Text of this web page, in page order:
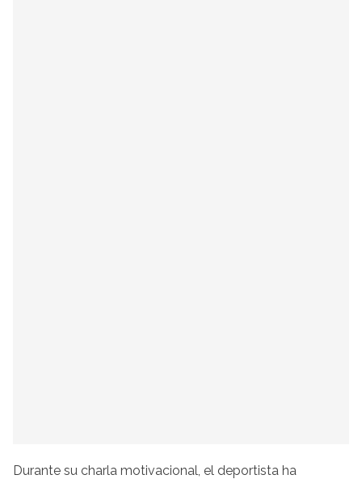
Durante su charla motivacional, el deportista ha